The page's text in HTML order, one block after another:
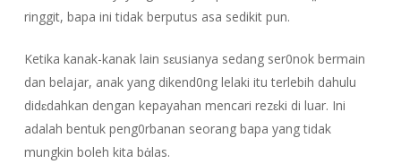
ringgit, bapa ini tidak berputus asa sedikit pun.
Ketika kanak-kanak lain sɛusianya sedang ser0nok bermain
dan belajar, anak yang dikend0ng lelaki itu terlebih dahulu
didɛdahkan dengan kepayahan mencari rezɛki di luar. Ini
adalah bentuk peng0rbanan seorang bapa yang tidak
mungkin boleh kita bἀlas.